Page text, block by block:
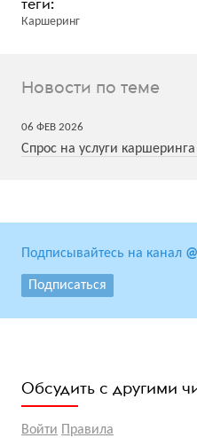
Каршеринг
Новости по теме
06 ФЕВ 2026
Спрос на услуги
Подписывайтесь на канал
Подписаться
Обсудить с другими
Войти Правила